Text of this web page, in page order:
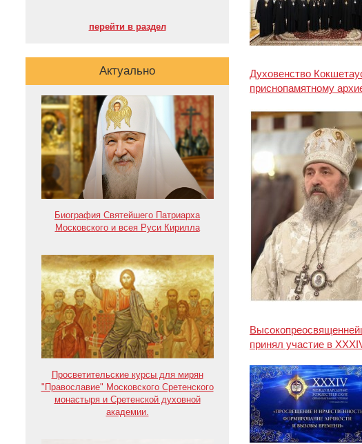
перейти в раздел
Актуально
Биография Святейшего Патриарха
Московского и всея Руси Кирилла
Просветительские курсы для мирян
"Православие" Московского Сретенского
монастыря и Сретенской духовной
академии.
Духовенство
приснопамятному
принял участие в